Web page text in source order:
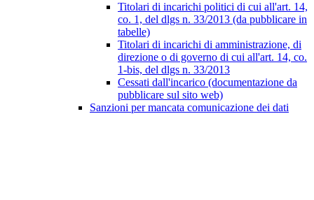
Titolari di incarichi politici di cui all'art. 14,
co. 1, del dlgs n. 33/2013 (da pubblicare in
tabelle)
Titolari di incarichi di amministrazione, di
direzione o di governo di cui all'art. 14, co.
1-bis, del dlgs n. 33/2013
Cessati dall'incarico (documentazione da
pubblicare sul sito web)
Sanzioni per mancata comunicazione dei dati